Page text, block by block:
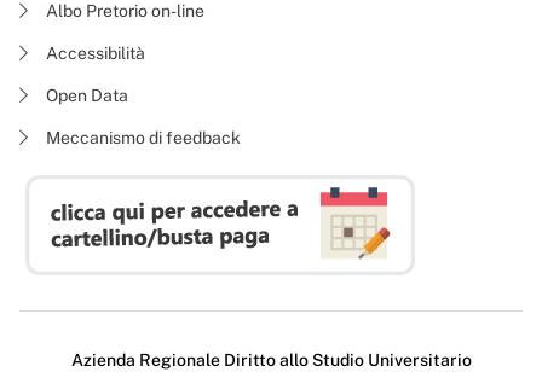
Albo Pretorio on-line
Accessibilità
Open Data
Meccanismo di feedback
Azienda Regionale Diritto allo Studio Universitario